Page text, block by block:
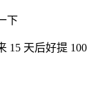
下
15 天后好提 100